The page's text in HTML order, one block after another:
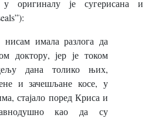
у оригиналу је сугерисана и
имала разлога да
доктору, јер је током
дана толико њих,
и зачешљане косе, у
стајало поред Криса и
као да су